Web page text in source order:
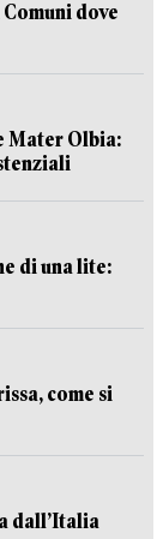
dove
Mater Olbia:
di una lite:
come si
dall’Italia